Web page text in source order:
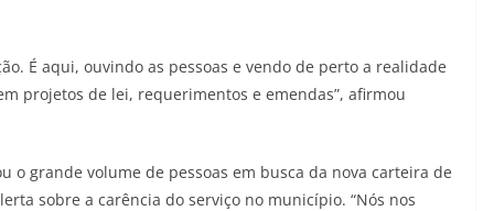
É aqui, ouvindo as pessoas e vendo de perto a realidade
projetos de lei, requerimentos e emendas”, afirmou
o grande volume de pessoas em busca da nova carteira de
sobre a carência do serviço no município. “Nós nos